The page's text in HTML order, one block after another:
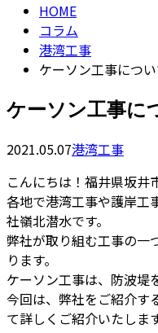
HOME
コラム
港湾工事
ケーソン工事につ
ケーソン工事に
2021.05.07港湾工事
こんにちは！福井県坂井
各地で港湾工事や護岸工
社嶺北潜水です。
弊社が取り組む工事の一
ります。
ケーソン工事は、防波堤
今回は、弊社をご紹介す
て詳しくご紹介いたします